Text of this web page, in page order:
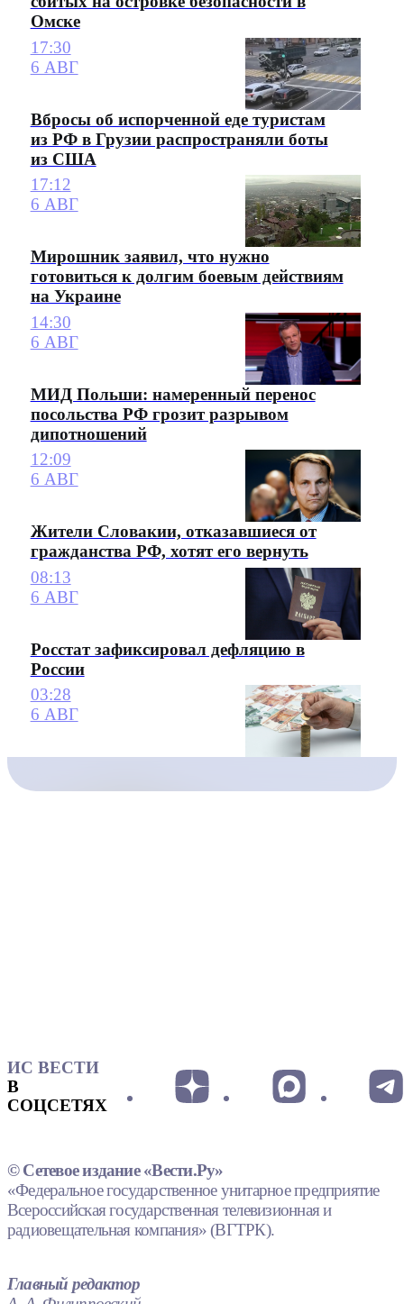
Омске
17:30
6 АВГ
Вбросы об испорченной еде туристам
из РФ в Грузии распространяли боты
из США
17:12
6 АВГ
Мирошник заявил, что нужно
готовиться к долгим боевым действиям
на Украине
14:30
6 АВГ
МИД Польши: намеренный перенос
посольства РФ грозит разрывом
дипотношений
12:09
6 АВГ
Жители Словакии, отказавшиеся от
гражданства РФ, хотят его вернуть
08:13
6 АВГ
Росстат зафиксировал дефляцию в
России
03:28
6 АВГ
ИС ВЕСТИ
В
СОЦСЕТЯХ
© Сетевое издание «Вести.Ру»
«Федеральное государственное унитарное предприятие
Всероссийская государственная телевизионная и
радиовещательная компания» (ВГТРК).
Главный редактор